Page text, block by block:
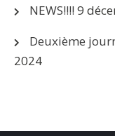
NEWS!!!! 9
Deuxième
2024